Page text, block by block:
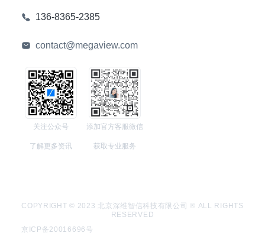
136-8365-2385
contact@megaview.com
关注公众号
了解更多资讯
添加官方客服微信
获取专业服务
COPYRIGHT © 2023 北京深维智信科技有限公司 ® ALL RIGHTS
RESERVED
京ICP备20016696号